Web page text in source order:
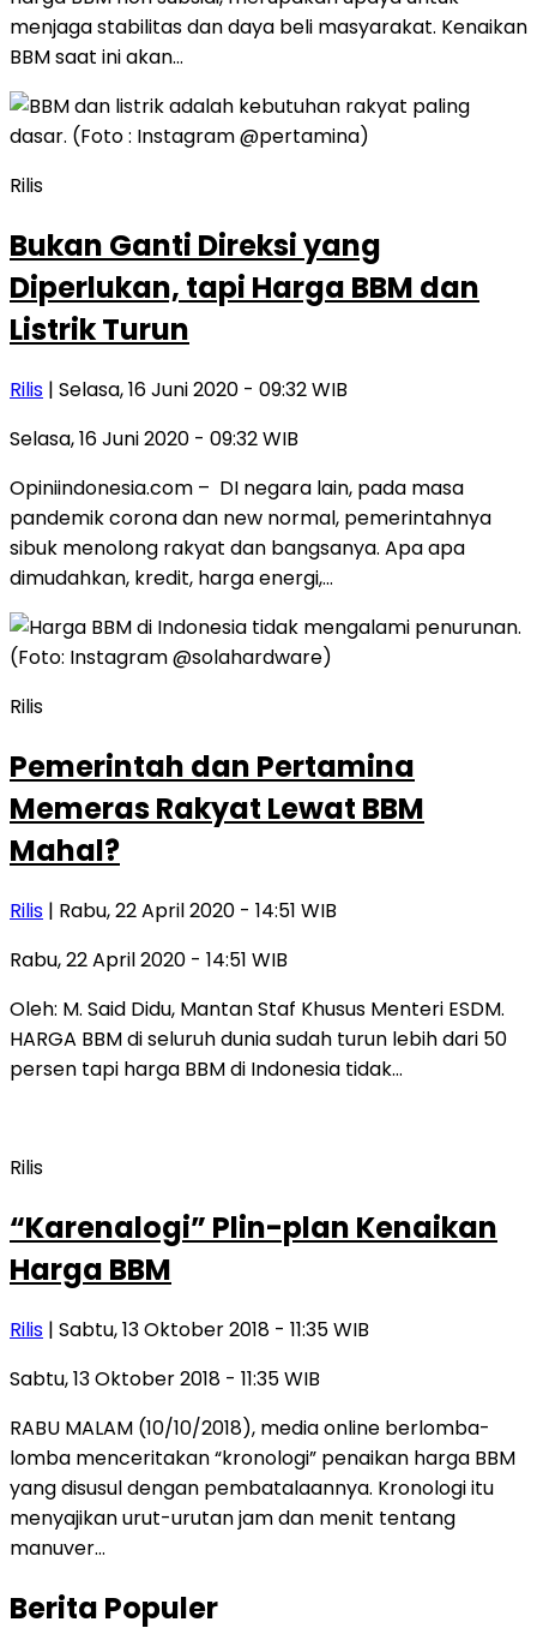
menjaga stabilitas dan daya beli masyarakat. Kenaikan
BBM saat ini akan…
Rilis
Bukan Ganti Direksi yang
Diperlukan, tapi Harga BBM dan
Listrik Turun
Rilis | Selasa, 16 Juni 2020 - 09:32 WIB
Selasa, 16 Juni 2020 - 09:32 WIB
Opiniindonesia.com – DI negara lain, pada masa
pandemik corona dan new normal, pemerintahnya
sibuk menolong rakyat dan bangsanya. Apa apa
dimudahkan, kredit, harga energi,…
Rilis
Pemerintah dan Pertamina
Memeras Rakyat Lewat BBM
Mahal?
Rilis | Rabu, 22 April 2020 - 14:51 WIB
Rabu, 22 April 2020 - 14:51 WIB
Oleh: M. Said Didu, Mantan Staf Khusus Menteri ESDM.
HARGA BBM di seluruh dunia sudah turun lebih dari 50
persen tapi harga BBM di Indonesia tidak…
Rilis
“Karenalogi” Plin-plan Kenaikan
Harga BBM
Rilis | Sabtu, 13 Oktober 2018 - 11:35 WIB
Sabtu, 13 Oktober 2018 - 11:35 WIB
RABU MALAM (10/10/2018), media online berlomba-
lomba menceritakan “kronologi” penaikan harga BBM
yang disusul dengan pembatalaannya. Kronologi itu
menyajikan urut-urutan jam dan menit tentang
manuver…
Berita Populer